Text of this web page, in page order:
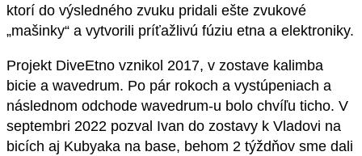
ktorí do výsledného zvuku pridali ešte zvukové
„mašinky“ a vytvorili príťažlivú fúziu etna a elektroniky.
Projekt DiveEtno vznikol 2017, v zostave kalimba
bicie a wavedrum. Po pár rokoch a vystúpeniach a
následnom odchode wavedrum-u bolo chvíľu ticho. V
septembri 2022 pozval Ivan do zostavy k Vladovi na
bicích aj Kubyaka na base, behom 2 týždňov sme dali